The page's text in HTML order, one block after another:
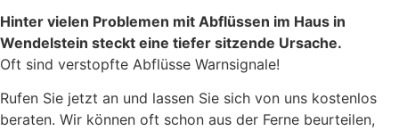
Hinter vielen Problemen mit Abflüssen im Haus in
Wendelstein steckt eine tiefer sitzende Ursache.
Oft sind verstopfte Abflüsse Warnsignale!
Rufen Sie jetzt an und lassen Sie sich von uns kostenlos
beraten. Wir können oft schon aus der Ferne beurteilen,